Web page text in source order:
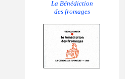
La Bénédiction
des fromages